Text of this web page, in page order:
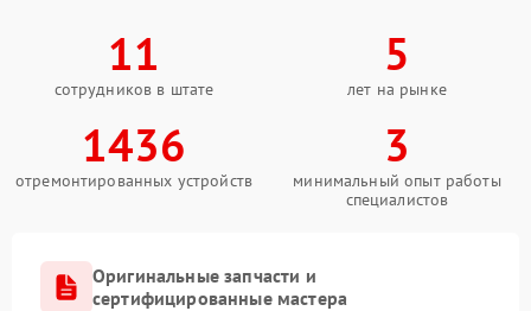
11
сотрудников в штате
5
лет на рынке
1436
отремонтированных устройств
3
минимальный опыт работы
специалистов
Оригинальные запчасти и
сертифицированные мастера